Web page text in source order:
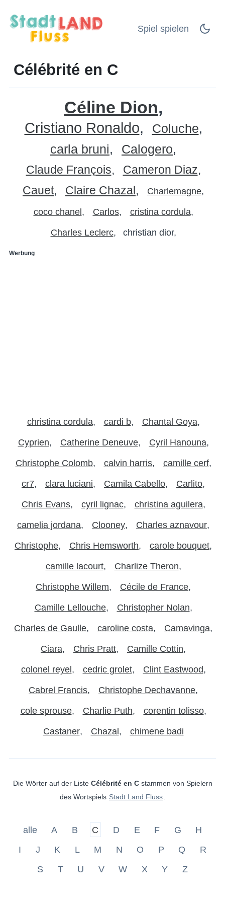
Spiel spielen
Célébrité en C
Céline Dion
Cristiano Ronaldo
Coluche
carla bruni
Calogero
Claude François
Cameron Diaz
Cauet
Claire Chazal Charlemagne
coco chanel Carlos cristina cordula
Charles Leclerc christian dior
Werbung
christina cordula cardi b Chantal Goya
Cyprien Catherine Deneuve Cyril Hanouna
Christophe Colomb calvin harris camille cerf
cr7 clara luciani Camila Cabello Carlito
Chris Evans cyril lignac christina aguilera
camelia jordana Clooney Charles aznavour
Christophe Chris Hemsworth carole bouquet
camille lacourt Charlize Theron
Christophe Willem Cécile de France
Camille Lellouche Christopher Nolan
Charles de Gaulle caroline costa Camavinga
Ciara Chris Pratt Camille Cottin
colonel reyel cedric grolet Clint Eastwood
Cabrel Francis Christophe Dechavanne
cole sprouse Charlie Puth corentin tolisso
Castaner Chazal chimene badi
Die Wörter auf der Liste Célébrité en Cstammen von Spielern
des Wortspiels Stadt Land Fluss
alle A B C D E F G
H
I
J K L M N O P Q
R
S
T U V W X Y Z